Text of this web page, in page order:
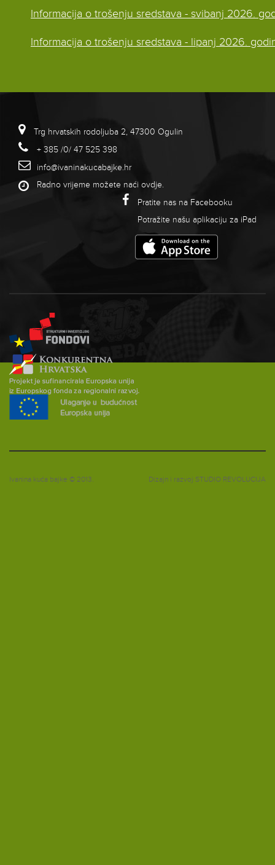
Informacija o trošenju sredstava - svibanj 2026.
Informacija o trošenju sredstava - lipanj 2026.
Trg hrvatskih rodoljuba 2, 47300 Ogulin
+ 385 /0/ 47 525 398
info@ivaninakucabajke.hr
Radno vrijeme možete naći ovdje.
Pratite nas na Facebooku
Potražite našu aplikaciju za iPad
Ivanina kuća bajke © 2013. Dizajn i razvoj STUDIO REVOLUCIJA